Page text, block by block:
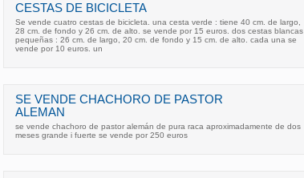
CESTAS DE BICICLETA
Se vende cuatro cestas de bicicleta. una cesta verde : tiene 40 cm. de largo,
28 cm. de fondo y 26 cm. de alto. se vende por 15 euros. dos cestas blancas
pequeñas : 26 cm. de largo, 20 cm. de fondo y 15 cm. de alto. cada una se
vende por 10 euros. un
SE VENDE CHACHORO DE PASTOR
ALEMAN
se vende chachoro de pastor alemán de pura raca aproximadamente de dos
meses grande i fuerte se vende por 250 euros